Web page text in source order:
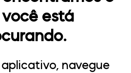
está
aplicativo, navegue